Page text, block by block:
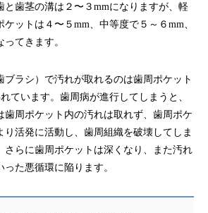
と歯茎の溝は２〜３mmになりますが、軽
ットは４〜５mm、中等度で５～６mm、
てきます。
ブラシ）で汚れが取れるのは歯周ポケット
ています。歯周病が進行してしまうと、
歯周ポケット内の汚れは取れず、歯周ポケ
り活発に活動し、歯周組織を破壊してしま
さらに歯周ポケットは深くなり、また汚れ
た悪循環に陥ります。